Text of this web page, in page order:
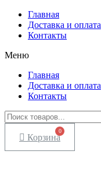
Главная
Доставка и оплата
Контакты
Меню
Главная
Доставка и оплата
Контакты
Корзина